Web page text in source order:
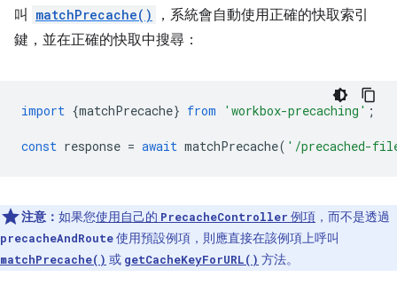
叫
matchPrecache()
，系統會自動使用正確的快取索引
鍵，並在正確的快取中搜尋：
import {matchPrecache} from 'workbox-precaching' ;
const response = await matchPrecache( '/precached-
注意： 如果您使用自己的 PrecacheController 例項 ，而不是透過
precacheAndRoute使用預設例項，則應直接在該例項上呼叫
matchPrecache() 或 getCacheKeyForURL() 方法。